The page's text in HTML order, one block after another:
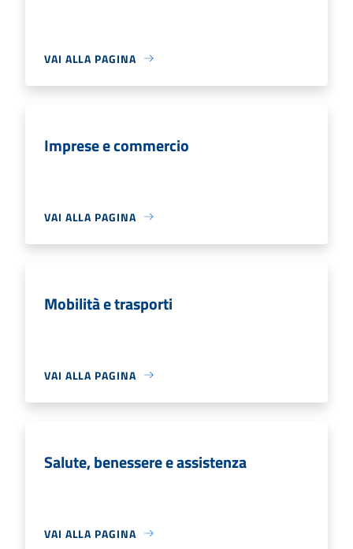
VAI ALLA PAGINA
Imprese e commercio
VAI ALLA PAGINA
Mobilità e trasporti
VAI ALLA PAGINA
Salute, benessere e assistenza
VAI ALLA PAGINA